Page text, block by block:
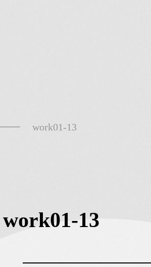
work01-13
work01-13